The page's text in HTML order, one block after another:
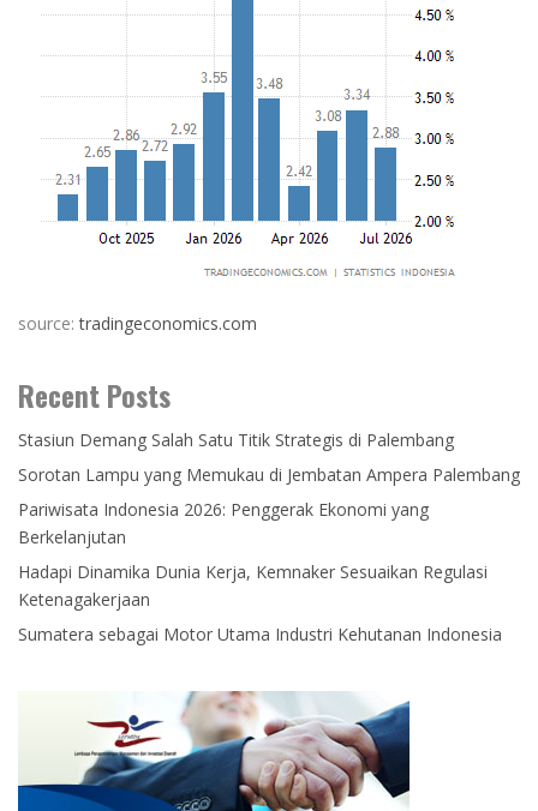
source:tradingeconomics.com
Recent Posts
Stasiun Demang Salah Satu Titik Strategis di Palembang
Sorotan Lampu yang Memukau di Jembatan Ampera Palembang
Pariwisata Indonesia 2026: Penggerak Ekonomi yang
Berkelanjutan
Hadapi Dinamika Dunia Kerja, Kemnaker Sesuaikan Regulasi
Ketenagakerjaan
Sumatera sebagai Motor Utama Industri Kehutanan Indonesia